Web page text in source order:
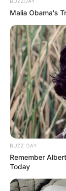
um lindo
tecido, nos
de tecido.
Veja no
BUZZDAY
Malia Obama's
BUZZ DAY
Remember
Today